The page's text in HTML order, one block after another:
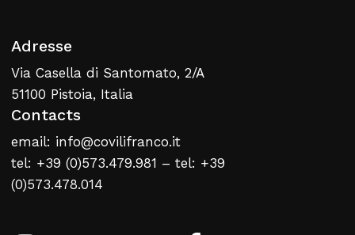
Adresse
Via Casella di Santomato, 2/A
51100 Pistoia, Italia
Contacts
email: info@covilifranco.it
tel: +39 (0)573.479.981 – tel: +39
(0)573.478.014